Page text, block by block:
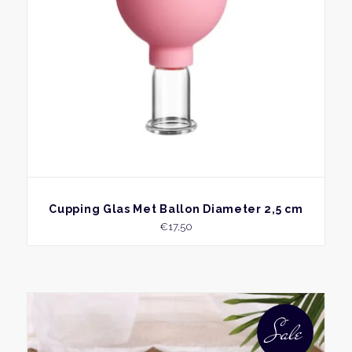
BEKIJK
Cupping Glas Met Ballon Diameter 2,5 cm
€17,50
Sale
Dit
heeft